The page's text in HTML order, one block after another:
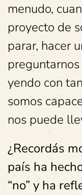
menudo,
proyecto de
parar, hacer
yendo con
somos
nos puede
¿Recordás
país ha
“no” y ha